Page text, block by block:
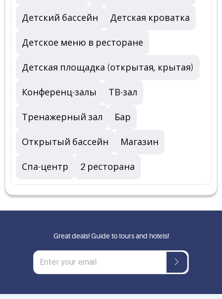
Детский бассейн Детская кроватка
Детское меню в ресторане
Детская площадка (открытая, крытая)
Конференц-залы ТВ-зал
Тренажерный зал Бар
Открытый бассейн Магазин
Спа-центр 2 ресторана
Great deals! Guide to tours and hotels!